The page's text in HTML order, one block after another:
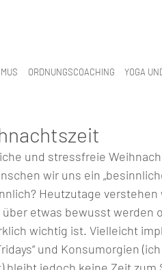
ORDNUNGSCOACHING YOGA
und stressfreie
wir uns ein
Heutzutage verstehen
etwas bewusst werden
wichtig ist. Vielleicht
und Konsumorgien